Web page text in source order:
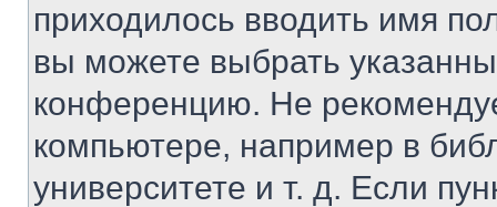
приходилось вводить имя
вы можете выбрать
конференцию. Не
компьютере, например в
университете и т. д. Если